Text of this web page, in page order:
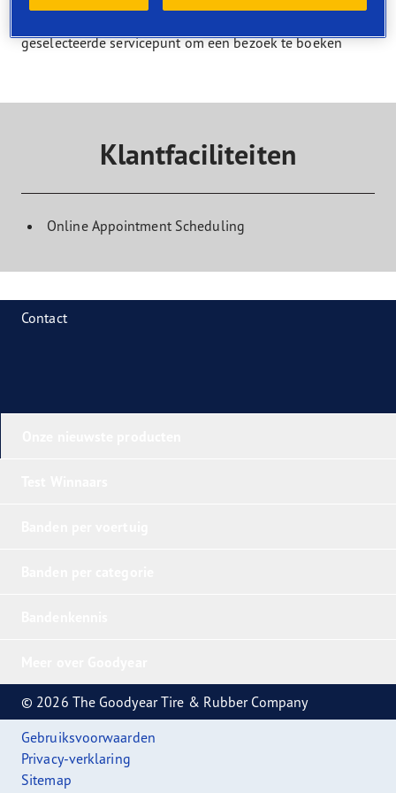
geselecteerde servicepunt om een bezoek te boeken
Klantfaciliteiten
Online Appointment Scheduling
Contact
© 2026 The Goodyear Tire & Rubber Company
Gebruiksvoorwaarden
Privacy-verklaring
Sitemap